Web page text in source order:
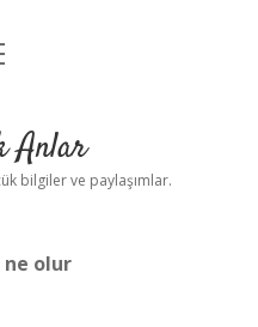
Anlar
bilgiler ve paylaşımlar.
ne olur